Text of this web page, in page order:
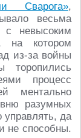
Сварога»,
весьма
с невысоким
на котором
из-за войны
торопились
процесс
ментально
разумных
да
не способны.